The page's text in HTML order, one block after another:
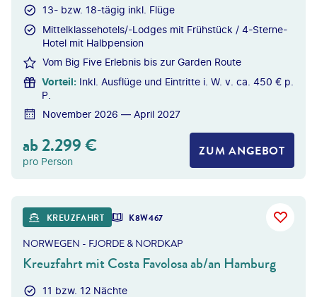
13- bzw. 18-tägig inkl. Flüge
Mittelklassehotels/-Lodges mit Frühstück / 4-Sterne-
Hotel mit Halbpension
Vom Big Five Erlebnis bis zur Garden Route
Vorteil: Inkl. Ausflüge und Eintritte i. W. v. ca. 450 € p.
P.
November 2026 — April 2027
ab2.299€
pro Person
ZUM ANGEBOT
KREUZFAHRT K8W467
NORWEGEN - FJORDE & NORDKAP
Kreuzfahrt mit Costa Favolosa ab/an Hamburg
11 bzw. 12 Nächte